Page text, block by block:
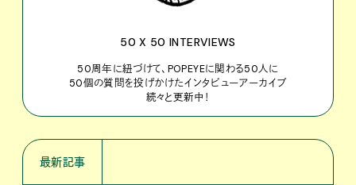
50 X 50 INTERVIEWS
50周年に紐づけて、POPEYEに関わる50人に
50個の質問を投げかけたインタビューアーカイブ
続々と更新中！
最新記事